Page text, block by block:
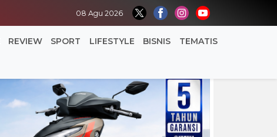
08 Agu 2026
REVIEW SPORT LIFESTYLE BISNIS TEMATIS